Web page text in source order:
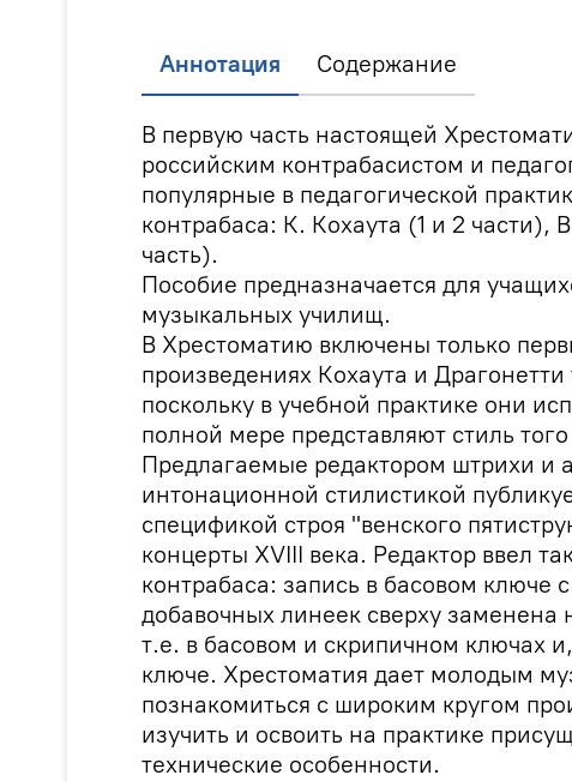
Аннотация Содержание
В первую часть настоящей
российским контрабасистом и
популярные в педагогической
контрабаса: К. Кохаута (1 и 2 части),
часть).
Пособие предназначается для
музыкальных училищ.
В Хрестоматию включены только
произведениях Кохаута и
поскольку в учебной практике они
полной мере представляют стиль
Предлагаемые редактором штрихи и
интонационной стилистикой
спецификой строя "венского
концерты ХVIII века. Редактор ввел
контрабаса: запись в басовом ключе
добавочных линеек сверху заменена
т.е. в басовом и скрипичном ключах
ключе. Хрестоматия дает молодым
познакомиться с широким кругом
изучить и освоить на практике
технические особенности.